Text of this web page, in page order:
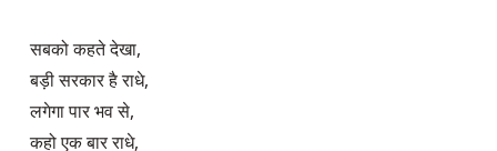
सबको कहते देखा,
बड़ी सरकार है राधे,
लगेगा पार भव से,
कहो एक बार राधे,